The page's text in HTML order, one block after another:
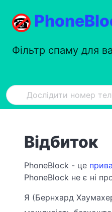
Фільтр спаму для
Відбиток
PhoneBlock - це
PhoneBlock не є ні
Я (Бернхард